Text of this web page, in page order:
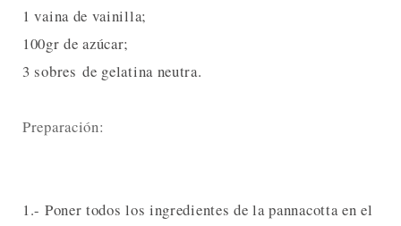
1 vaina de vainilla;
100gr de azúcar;
3 sobres de gelatina neutra.
Preparación:
1.- Poner todos los ingredientes de la pannacotta en el